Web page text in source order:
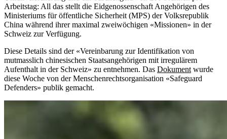
Arbeitstag: All das stellt die Eidgenossenschaft Angehörigen des
Ministeriums für öffentliche Sicherheit (MPS) der Volksrepublik
China während ihrer maximal zweiwöchigen «Missionen» in der
Schweiz zur Verfügung.
Diese Details sind der «Vereinbarung zur Identifikation von
mutmasslich chinesischen Staatsangehörigen mit irregulärem
Aufenthalt in der Schweiz» zu entnehmen. Das Dokument wurde
diese Woche von der Menschenrechtsorganisation «Safeguard
Defenders» publik gemacht.